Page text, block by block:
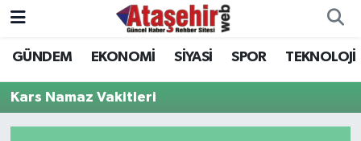
GÜNDEM EKONOMİ SİYASİ SPOR TEKNOLOJİ
Kars Namaz Vakitleri
Hava Durumu
Trafik Durumu